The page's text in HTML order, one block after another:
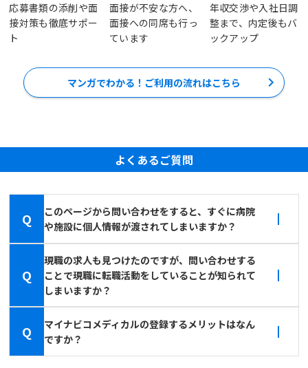
応募書類の添削や面
接対策も徹底サポー
ト
面接が不安な方へ、
面接への同席も行っ
ています
年収交渉や入社日調
整まで、内定後もバ
ックアップ
マンガでわかる！ご利用の流れはこちら
よくあるご質問
Q
このページから問い合わせをすると、すぐに病院
や施設に個人情報が渡されてしまいますか？
Q
現職の求人も見つけたのですが、問い合わせする
ことで現職に転職活動をしていることが知られて
しまいますか？
Q
マイナビコメディカルの登録するメリットはなん
ですか？